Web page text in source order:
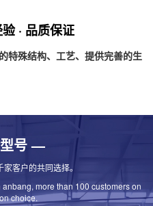
· 品质保证
特殊结构、工艺、提供完善的生
号 —
客户的共同选择。
more than 100 customers on
choice.
金管凭借优异高温性能，成
......
重塑钢......
主要应用行业
高温强度、抗氧化性和耐腐
应......